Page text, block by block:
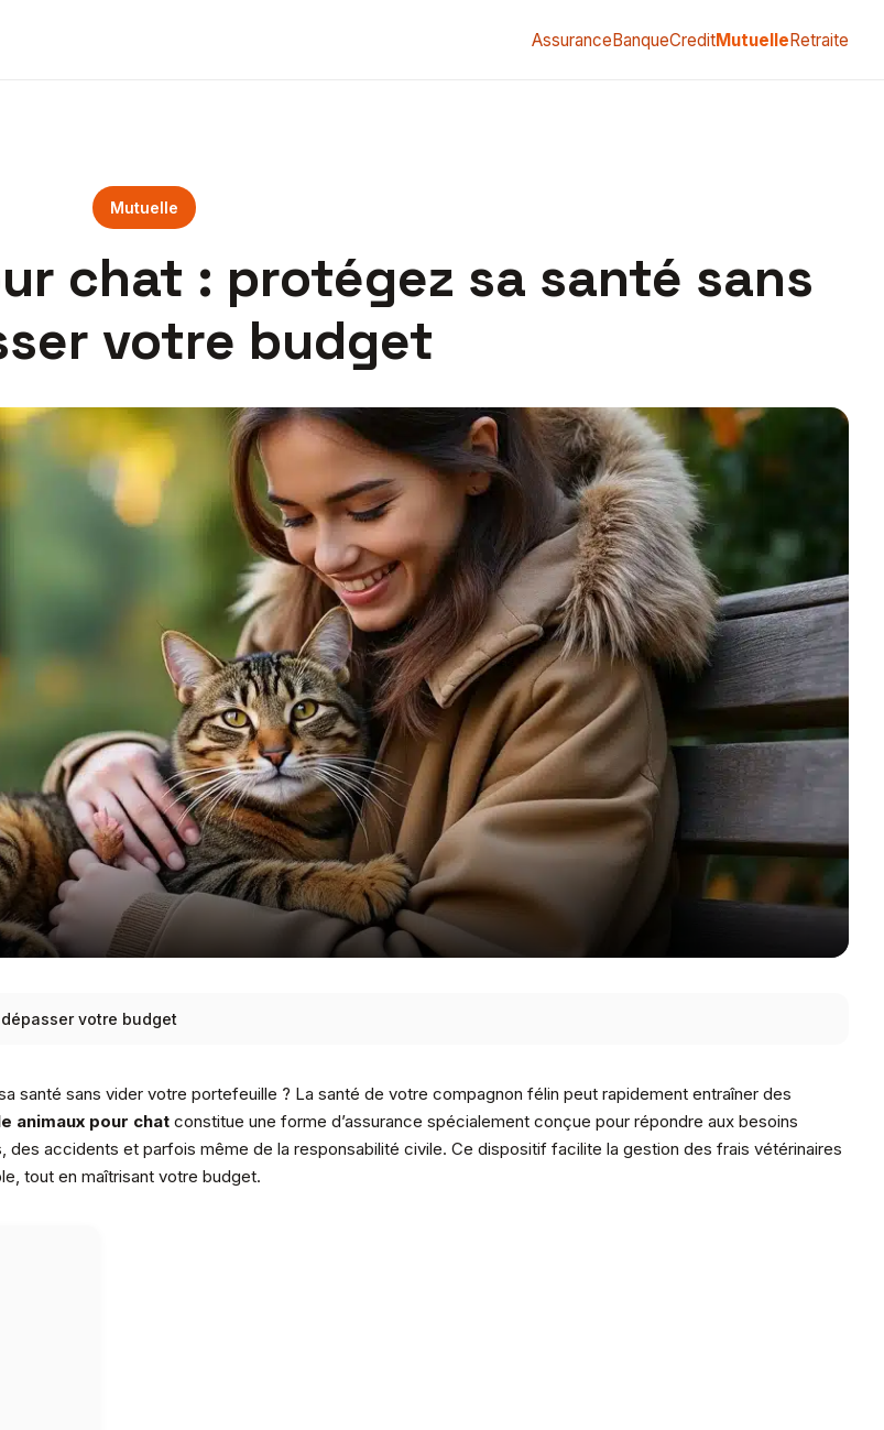
AssuranceBanqueCreditMutuelleRetraite
Mutuelle
chat : protégez sa santé sans
votre budget
votre budget
santé sans vider votre portefeuille ? La santé de votre compagnon félin peut rapidement entraîner des
animaux pour chat constitue une forme d’assurance spécialement conçue pour répondre aux besoins
accidents et parfois même de la responsabilité civile. Ce dispositif facilite la gestion des frais vétérinaires
tout en maîtrisant votre budget.